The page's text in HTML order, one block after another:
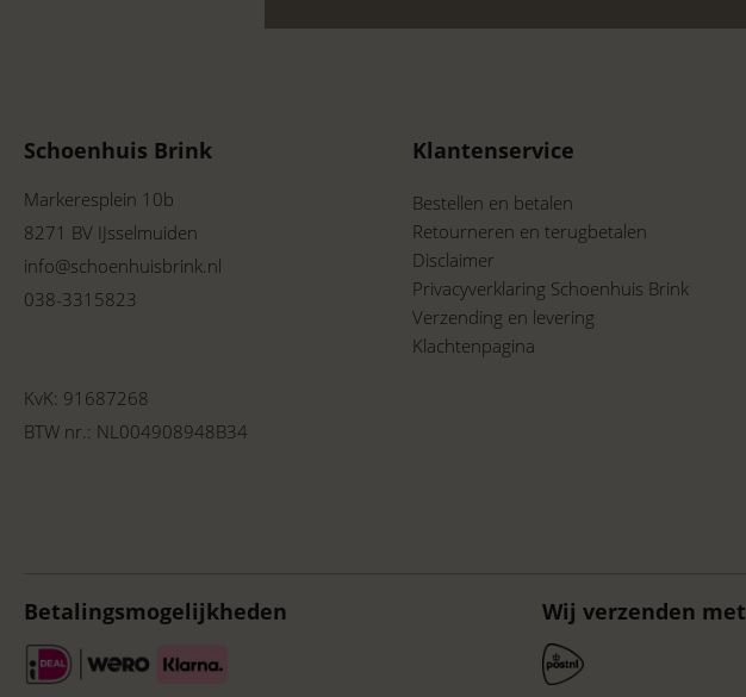
Schoenhuis Brink
Markeresplein 10b
8271 BV IJsselmuiden
info@schoenhuisbrink.nl
038-3315823
KvK: 91687268
BTW nr.: NL004908948B34
Klantenservice
Bestellen en betalen
Retourneren en terugbetalen
Disclaimer
Privacyverklaring Schoenhuis Brink
Verzending en levering
Klachtenpagina
Betalingsmogelijkheden Wij verzenden met